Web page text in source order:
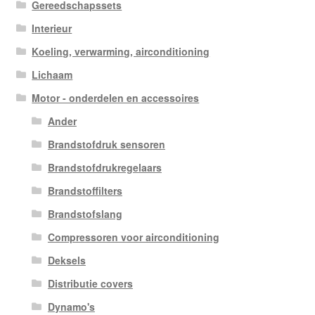
Gereedschapssets
Interieur
Koeling, verwarming, airconditioning
Lichaam
Motor - onderdelen en accessoires
Ander
Brandstofdruk sensoren
Brandstofdrukregelaars
Brandstoffilters
Brandstofslang
Compressoren voor airconditioning
Deksels
Distributie covers
Dynamo's